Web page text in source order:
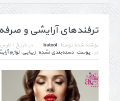
ترفندهای آرایشی و
نوشته شده توسط : batool در تاریخ : مارس 21, 2020
در : پوست, دسته‌بندی نشده, زیبایی, لوازم